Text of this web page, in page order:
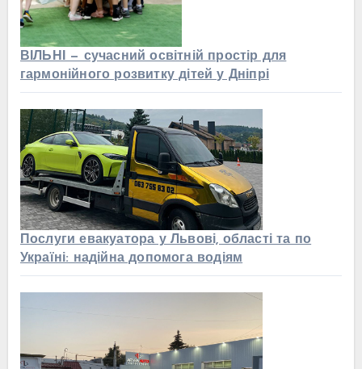
ВІЛЬНІ — сучасний освітній простір для
гармонійного розвитку дітей у Дніпрі
Послуги евакуатора у Львові, області та по
Україні: надійна допомога водіям